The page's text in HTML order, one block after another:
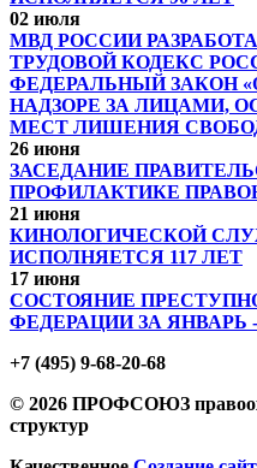
02 июля
МВД РОССИИ
ТРУДОВОЙ КОДЕКС
ФЕДЕРАЛЬНЫЙ ЗАКОН
НАДЗОРЕ ЗА ЛИЦАМИ,
МЕСТ ЛИШЕНИЯ
26 июня
ЗАСЕДАНИЕ
ПРОФИЛАКТИКЕ
21 июня
КИНОЛОГИЧЕСКОЙ
ИСПОЛНЯЕТСЯ 117 ЛЕТ
17 июня
СОСТОЯНИЕ
ФЕДЕРАЦИИ ЗА ЯНВАРЬ
+7 (495) 9-68-20-68
© 2026 ПРОФСОЮЗ
структур